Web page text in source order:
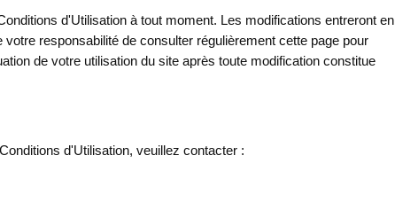
d'Utilisation à tout moment. Les modifications entreront en
responsabilité de consulter régulièrement cette page pour
de votre utilisation du site après toute modification constitue
d'Utilisation, veuillez contacter :